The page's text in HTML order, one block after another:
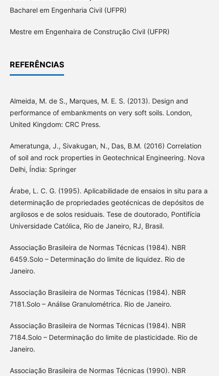
Bacharel em Engenharia Civil (UFPR)
Mestre em Engenhaira de Construção Civil (UFPR)
REFERÊNCIAS
Almeida, M. de S., Marques, M. E. S. (2013). Design and
performance of embankments on very soft soils. London,
United Kingdom: CRC Press.
Ameratunga, J., Sivakugan, N., Das, B.M. (2016) Correlation
of soil and rock properties in Geotechnical Engineering. Nova
Delhi, Índia: Springer
Árabe, L. C. G. (1995). Aplicabilidade de ensaios in situ para a
determinação de propriedades geotécnicas de depósitos de
argilosos e de solos residuais. Tese de doutorado, Pontifícia
Universidade Católica, Rio de Janeiro, RJ, Brasil.
Associação Brasileira de Normas Técnicas (1984). NBR
6459.Solo – Determinação do limite de liquidez. Rio de
Janeiro.
Associação Brasileira de Normas Técnicas (1984). NBR
7181.Solo – Análise Granulométrica. Rio de Janeiro.
Associação Brasileira de Normas Técnicas (1984). NBR
7184.Solo – Determinação do limite de plasticidade. Rio de
Janeiro.
Associação Brasileira de Normas Técnicas (1990). NBR